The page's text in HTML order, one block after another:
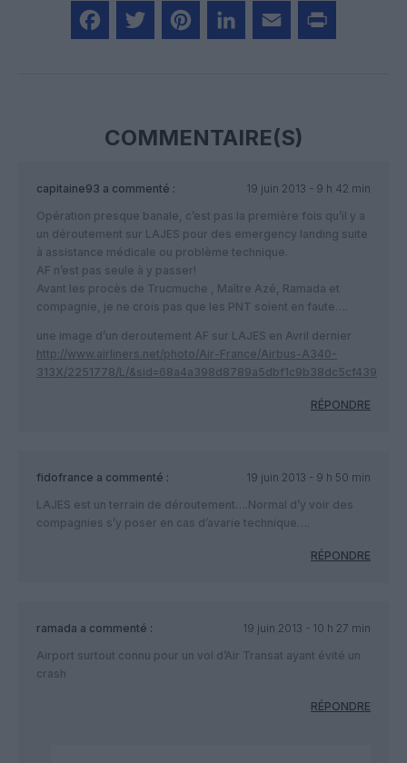
COMMENTAIRE(S)
capitaine93 a commenté :
19 juin 2013 - 9 h 42 min
Opération presque banale, c’est pas la première fois qu’il y a
un déroutement sur LAJES pour des emergency landing suite
à assistance médicale ou problème technique.
AF n’est pas seule à y passer!
Avant les procès de Trucmuche , Maître Azé, Ramada et
compagnie, je ne crois pas que les PNT soient en faute….
une image d’un deroutement AF sur LAJES en Avril dernier
http://www.airliners.net/photo/Air-France/Airbus-A340-
313X/2251778/L/&sid=68a4a398d8789a5dbf1c9b38dc5cf439
RÉPONDRE
fidofrance a commenté :
19 juin 2013 - 9 h 50 min
LAJES est un terrain de déroutement….Normal d’y voir des
compagnies s’y poser en cas d’avarie technique….
RÉPONDRE
ramada a commenté :
19 juin 2013 - 10 h 27 min
Airport surtout connu pour un vol d’Air Transat ayant évité un
crash
RÉPONDRE